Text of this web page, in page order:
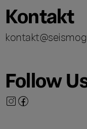
Kontakt
Follow